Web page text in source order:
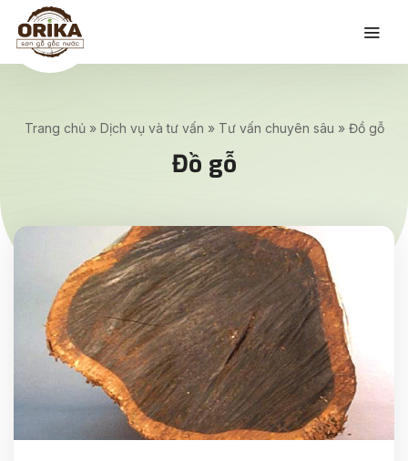
Trang chủ» Dịch vụ và tư vấn » Tư vấn chuyên sâu » Đồ gỗ
Đồ gỗ